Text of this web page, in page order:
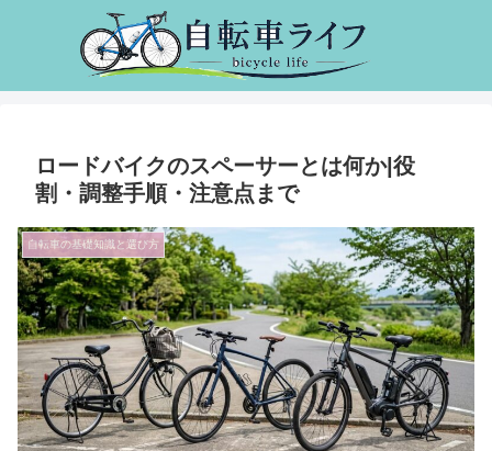
ロードバイクのスペーサーとは何か|役
割・調整手順・注意点まで
自転車の基礎知識と選び方